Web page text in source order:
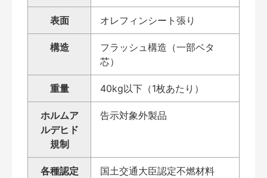
表面 オレフィンシート張り
構造
フラッシュ構造（一部ベタ
芯）
重量 40kg以下（1枚あたり）
ホルムア
ルデヒド
規制
告示対象外製品
各種認定
国土交通大臣認定不燃材料